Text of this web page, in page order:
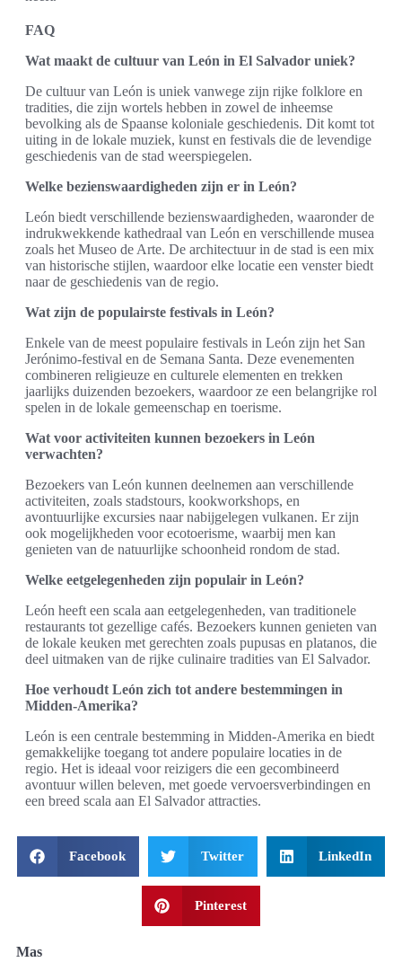
FAQ
Wat maakt de cultuur van León in El Salvador uniek?
De cultuur van León is uniek vanwege zijn rijke folklore en
tradities, die zijn wortels hebben in zowel de inheemse
bevolking als de Spaanse koloniale geschiedenis. Dit komt tot
uiting in de lokale muziek, kunst en festivals die de levendige
geschiedenis van de stad weerspiegelen.
Welke bezienswaardigheden zijn er in León?
León biedt verschillende bezienswaardigheden, waaronder de
indrukwekkende kathedraal van León en verschillende musea
zoals het Museo de Arte. De architectuur in de stad is een mix
van historische stijlen, waardoor elke locatie een venster biedt
naar de geschiedenis van de regio.
Wat zijn de populairste festivals in León?
Enkele van de meest populaire festivals in León zijn het San
Jerónimo-festival en de Semana Santa. Deze evenementen
combineren religieuze en culturele elementen en trekken
jaarlijks duizenden bezoekers, waardoor ze een belangrijke rol
spelen in de lokale gemeenschap en toerisme.
Wat voor activiteiten kunnen bezoekers in León
verwachten?
Bezoekers van León kunnen deelnemen aan verschillende
activiteiten, zoals stadstours, kookworkshops, en
avontuurlijke excursies naar nabijgelegen vulkanen. Er zijn
ook mogelijkheden voor ecotoerisme, waarbij men kan
genieten van de natuurlijke schoonheid rondom de stad.
Welke eetgelegenheden zijn populair in León?
León heeft een scala aan eetgelegenheden, van traditionele
restaurants tot gezellige cafés. Bezoekers kunnen genieten van
de lokale keuken met gerechten zoals pupusas en platanos, die
deel uitmaken van de rijke culinaire tradities van El Salvador.
Hoe verhoudt León zich tot andere bestemmingen in
Midden-Amerika?
León is een centrale bestemming in Midden-Amerika en biedt
gemakkelijke toegang tot andere populaire locaties in de
regio. Het is ideaal voor reizigers die een gecombineerd
avontuur willen beleven, met goede vervoersverbindingen en
een breed scala aan El Salvador attracties.
Facebook Twitter LinkedIn
Pinterest
Mas